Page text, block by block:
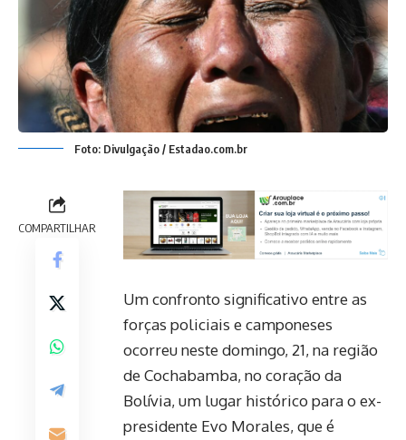
Foto: Divulgação / Estadao.com.br
COMPARTILHAR
Um confronto significativo entre as
forças policiais e camponeses
ocorreu neste domingo, 21, na região
de Cochabamba, no coração da
Bolívia, um lugar histórico para o ex-
presidente Evo Morales, que é